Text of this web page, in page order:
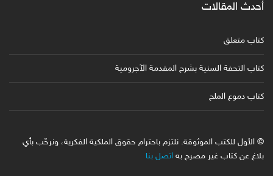
أحدث المقالات
كتاب متعلق
كتاب التحفة السنية بشرح المقدمة الآجرومية
كتاب دموع الملح
© الأول للكتب الموثوقة. نلتزم باحترام حقوق الملكية الفكرية، ونرحّب بأي
بلاغ عن كتاب غير مصرح به اتصل بنا